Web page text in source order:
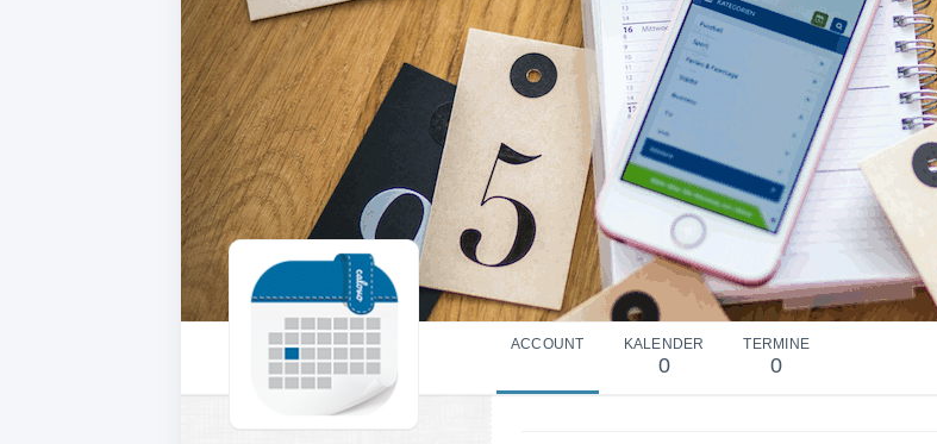
ACCOUNT KALENDER
0
TERMINE
0